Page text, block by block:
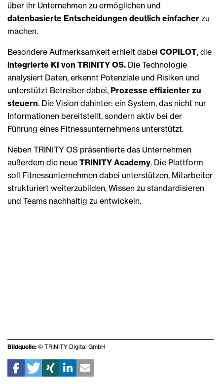
über ihr Unternehmen zu ermöglichen und
datenbasierte Entscheidungen deutlich einfacher zu
machen.
Besondere Aufmerksamkeit erhielt dabei COPILOT, die
integrierte KI von TRINITY OS. Die Technologie
analysiert Daten, erkennt Potenziale und Risiken und
unterstützt Betreiber dabei, Prozesse effizienter zu
steuern. Die Vision dahinter: ein System, das nicht nur
Informationen bereitstellt, sondern aktiv bei der
Führung eines Fitnessunternehmens unterstützt.
Neben TRINITY OS präsentierte das Unternehmen
außerdem die neue TRINITY Academy. Die Plattform
soll Fitnessunternehmen dabei unterstützen, Mitarbeiter
strukturiert weiterzubilden, Wissen zu standardisieren
und Teams nachhaltig zu entwickeln.
Bildquelle: © TRINITY Digital GmbH